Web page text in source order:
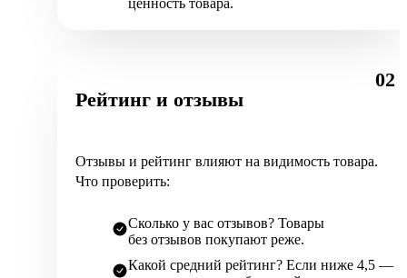
02
Рейтинг и отзывы
Отзывы и рейтинг влияют на видимость товара.
Что проверить:
Сколько у вас отзывов? Товары
без отзывов покупают реже.
Какой средний рейтинг? Если ниже 4,5 —